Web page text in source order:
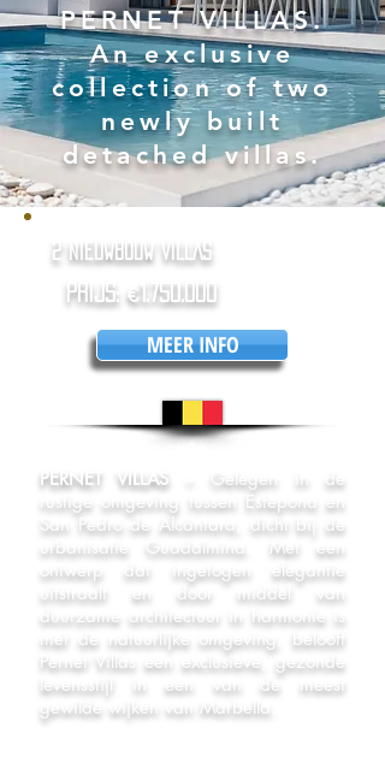
PERNET VILLAS.
An exclusive
collection of two
newly built
detached villas.
2 NIEUWBOUW VILLAS
PrijS: €1.750.000
MEER INFO
PERNET VILLAS
– Gelegen in de
rustige omgeving tussen Estepona en
San Pedro de Alcántara, dicht bij de
urbanisatie Guadalmina. Met een
ontwerp dat ingetogen elegantie
uitstraalt en door middel van
duurzame architectuur in harmonie is
met de natuurlijke omgeving, belooft
Pernet Villas een exclusieve, gezonde
levensstijl in een van de meest
gewilde wijken van Marbella.